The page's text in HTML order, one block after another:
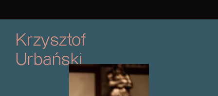
Krzysztof
Urbański